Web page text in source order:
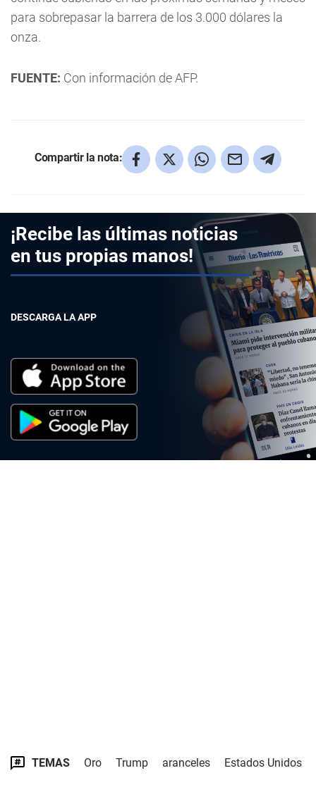
para sobrepasar la barrera de los 3.000 dólares la
onza.
FUENTE: Con información de AFP.
Compartir la nota:
¡Recibe las últimas noticias
en tus propias manos!
DESCARGA LA APP
TEMAS Oro Trump aranceles Estados Unidos